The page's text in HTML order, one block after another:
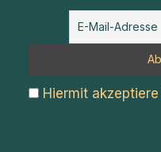
Hiermit